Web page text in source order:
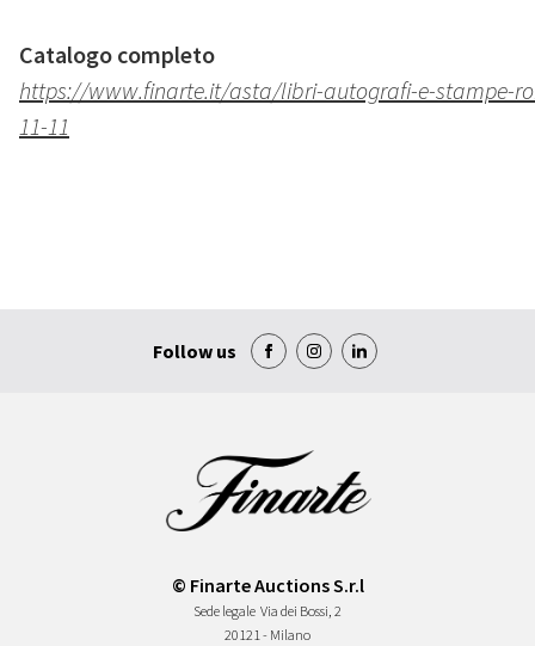
Catalogo completo
https://www.finarte.it/asta/libri-autografi-e-stampe-
11-11
Follow us
© Finarte Auctions S.r.l
Sede legale Via dei Bossi, 2
20121 - Milano